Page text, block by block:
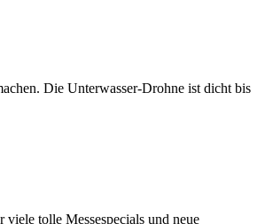
Die Unterwasser-Drohne ist dicht bis
tolle Messespecials und neue